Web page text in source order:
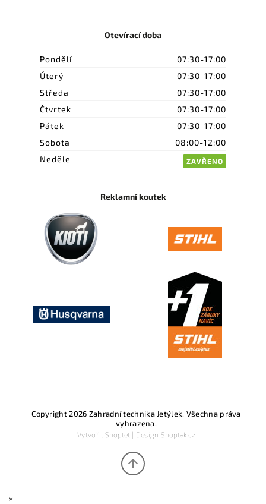
Otevírací doba
Pondělí
07:30-17:00
Úterý
07:30-17:00
Středa
07:30-17:00
Čtvrtek
07:30-17:00
Pátek
07:30-17:00
Sobota
08:00-12:00
Neděle
ZAVŘENO
Reklamní koutek
Copyright 2026 Zahradní technika Jetýlek. Všechna práva
vyhrazena.
Vytvořil Shoptet| Design Shoptak.cz
×